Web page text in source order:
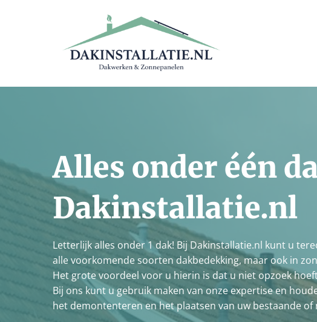
Alles onder één
Dakinstallatie.nl
Letterlijk alles onder 1 dak! Bij Dakinstallatie.nl kunt u
alle voorkomende soorten dakbedekking, maar ook in
Het grote voordeel voor u hierin is dat u niet opzoek
Bij ons kunt u gebruik maken van onze expertise en
het demontenteren en het plaatsen van uw bestaande of